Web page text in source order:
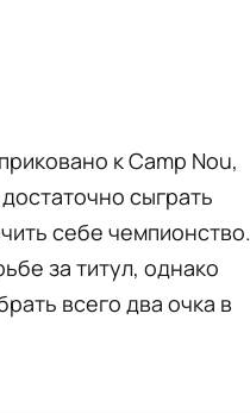
к Camp Nou,
сыграть
себе чемпионство.
за титул, однако
всего два очка в